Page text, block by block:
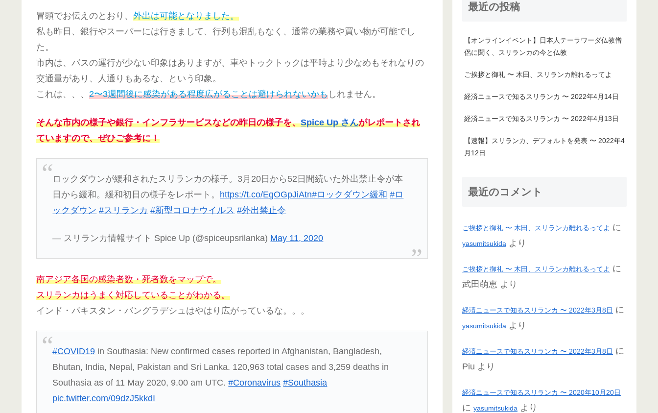
冒頭でお伝えのとおり、 外出は可能となりました。
私も昨日、銀行やスーパーには行きまして、行列も混乱もなく、通常の業務や買い物が可能でし
た。
市内は、バスの運行が少ない印象はありますが、車やトゥクトゥクは平時より少なめもそれなりの
交通量があり、人通りもあるな、という印象。
これは、、、 2〜3週間後に感染がある程度広がることは避けられないかも しれません。
そんな市内の様子や銀行・インフラサービスなどの昨日の様子を、Spice Up さんがレポートされ
ていますので、ぜひご参考に！
ロックダウンが緩和されたスリランカの様子。3月20日から52日間続いた外出禁止令が本
日から緩和。緩和初日の様子をレポート。 https://t.co/EgOGpJiAtn#ロックダウン緩和 #ロ
ックダウン #スリランカ #新型コロナウイルス #外出禁止令
— スリランカ情報サイト Spice Up (@spiceupsrilanka) May 11, 2020
南アジア各国の感染者数・死者数をマップで。
スリランカはうまく対応していることがわかる。
インド・パキスタン・バングラデシュはやはり広がっているな。。。
#COVID19 in Southasia: New confirmed cases reported in Afghanistan, Bangladesh,
Bhutan, India, Nepal, Pakistan and Sri Lanka. 120,963 total cases and 3,259 deaths in
Southasia as of 11 May 2020, 9.00 am UTC.#Coronavirus #Southasia
pic.twitter.com/09dzJ5kkdI
最近の投稿
【オンラインイベント】日本人テーラワーダ仏教僧
侶に聞く、スリランカの今と仏教
ご挨拶と御礼 〜 木田、スリランカ離れるってよ
経済ニュースで知るスリランカ 〜 2022年4月14日
経済ニュースで知るスリランカ 〜 2022年4月13日
【速報】スリランカ、デフォルトを発表 〜 2022年4
月12日
最近のコメント
ご挨拶と御礼 〜 木田、スリランカ離れるってよ に
yasumitsukida より
ご挨拶と御礼 〜 木田、スリランカ離れるってよ に
武田萌恵 より
経済ニュースで知るスリランカ 〜 2022年3月8日 に
yasumitsukida より
経済ニュースで知るスリランカ 〜 2022年3月8日 に
Piu より
経済ニュースで知るスリランカ 〜 2020年10月20日
に yasumitsukida より